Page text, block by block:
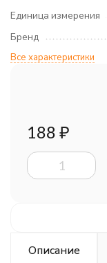
Единица измерения
Бренд
Все характеристики
188 ₽
Описание